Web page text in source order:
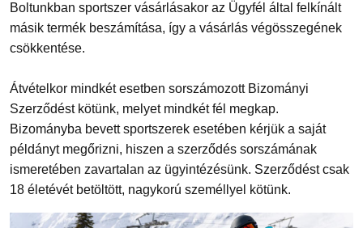
Boltunkban sportszer vásárlásakor az Ügyfél által felkínált
másik termék beszámítása, így a vásárlás végösszegének
csökkentése.
Átvételkor mindkét esetben sorszámozott Bizományi
Szerződést kötünk, melyet mindkét fél megkap.
Bizományba bevett sportszerek esetében kérjük a saját
példányt megőrizni, hiszen a szerződés sorszámának
ismeretében zavartalan az ügyintézésünk. Szerződést csak
18 életévét betöltött, nagykorú személlyel kötünk.